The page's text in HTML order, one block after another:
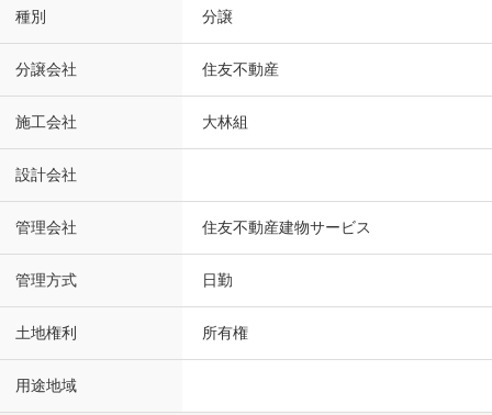
種別 分譲
分譲会社 住友不動産
施工会社 大林組
設計会社
管理会社 住友不動産建物サービス
管理方式 日勤
土地権利 所有権
用途地域